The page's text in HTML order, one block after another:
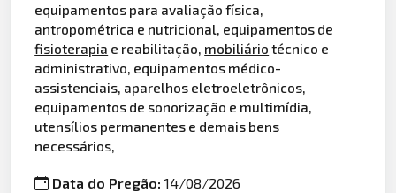
equipamentos para avaliação física,
antropométrica e nutricional, equipamentos de
fisioterapia e reabilitação, mobiliário técnico e
administrativo, equipamentos médico-
assistenciais, aparelhos eletroeletrônicos,
equipamentos de sonorização e multimídia,
utensílios permanentes e demais bens
necessários,
Data do Pregão:14/08/2026